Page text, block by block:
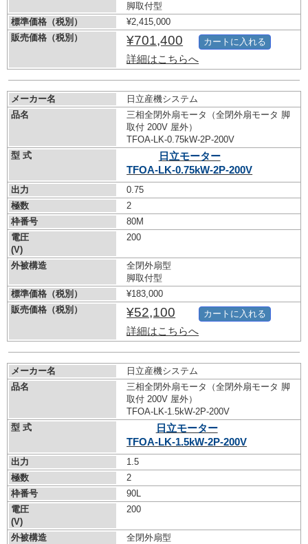
脚取付型
標準価格（税別）
¥2,415,000
販売価格（税別）
¥701,400
詳細はこちらへ
カートに入れる
メーカー名
日立産機システム
品名
三相全閉外扇モータ（全閉外扇モータ 脚
取付 200V 屋外）
TFOA-LK-0.75kW-2P-200V
型 式
日立モーター
TFOA-LK-0.75kW-2P-200V
出力
0.75
極数
2
枠番号
80M
電圧
(V)
200
外被構造
全閉外扇型
脚取付型
標準価格（税別）
¥183,000
販売価格（税別）
¥52,100
詳細はこちらへ
カートに入れる
メーカー名
日立産機システム
品名
三相全閉外扇モータ（全閉外扇モータ 脚
取付 200V 屋外）
TFOA-LK-1.5kW-2P-200V
型 式
日立モーター
TFOA-LK-1.5kW-2P-200V
出力
1.5
極数
2
枠番号
90L
電圧
(V)
200
外被構造
全閉外扇型